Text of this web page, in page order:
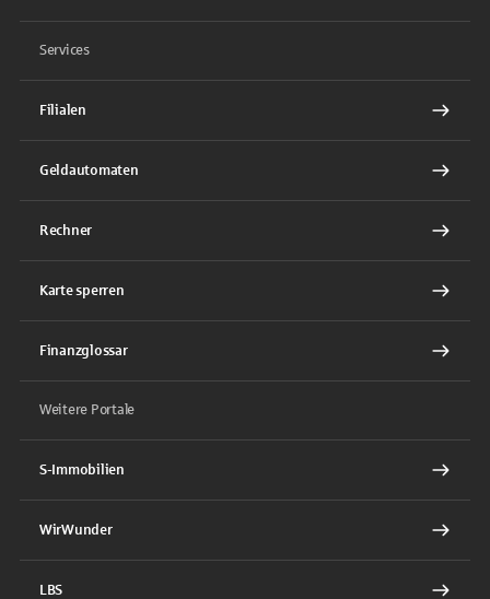
Services
Filialen
Geldautomaten
Rechner
Karte sperren
Finanzglossar
Weitere Portale
S-Immobilien
WirWunder
LBS